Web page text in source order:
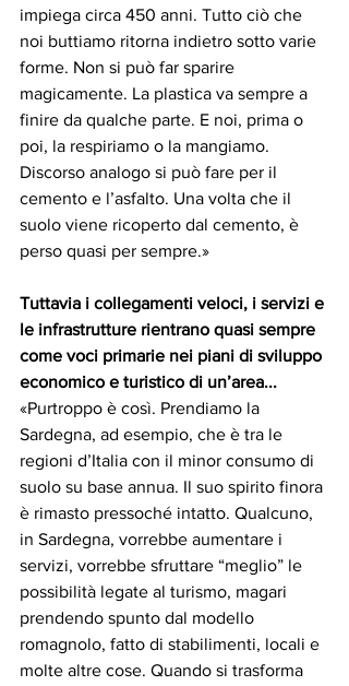
impiega circa 450 anni. Tutto ciò che
noi buttiamo ritorna indietro sotto varie
forme. Non si può far sparire
magicamente. La plastica va sempre a
finire da qualche parte. E noi, prima o
poi, la respiriamo o la mangiamo.
Discorso analogo si può fare per il
cemento e l’asfalto. Una volta che il
suolo viene ricoperto dal cemento, è
perso quasi per sempre.»
Tuttavia i collegamenti veloci, i servizi e
le infrastrutture rientrano quasi sempre
come voci primarie nei piani di sviluppo
economico e turistico di un’area...
«Purtroppo è così. Prendiamo la
Sardegna, ad esempio, che è tra le
regioni d’Italia con il minor consumo di
suolo su base annua. Il suo spirito finora
è rimasto pressoché intatto. Qualcuno,
in Sardegna, vorrebbe aumentare i
servizi, vorrebbe sfruttare “meglio” le
possibilità legate al turismo, magari
prendendo spunto dal modello
romagnolo, fatto di stabilimenti, locali e
molte altre cose. Quando si trasforma